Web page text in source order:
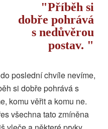
Příběh si
dobře pohrává
s nedůvěrou
postav.
poslední chvíle nevíme,
si dobře pohrává s
komu věřit a komu ne.
všechna tato zmíněna